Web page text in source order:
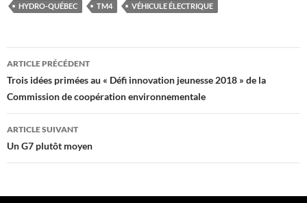
HYDRO-QUÉBEC
TM4 VÉHICULE ÉLECTRIQUE
Navigation
des
articles
ARTICLE PRÉCÉDENT
Trois idées primées au « Défi innovation jeunesse 2018 » de la
Commission de coopération environnementale
ARTICLE SUIVANT
Un G7 plutôt moyen